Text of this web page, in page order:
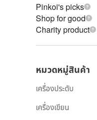
Pinkoi's picks
Shop for good
Charity product
หมวดหมู่สินค้า
เครื่องประดับ
เครื่องเขียน